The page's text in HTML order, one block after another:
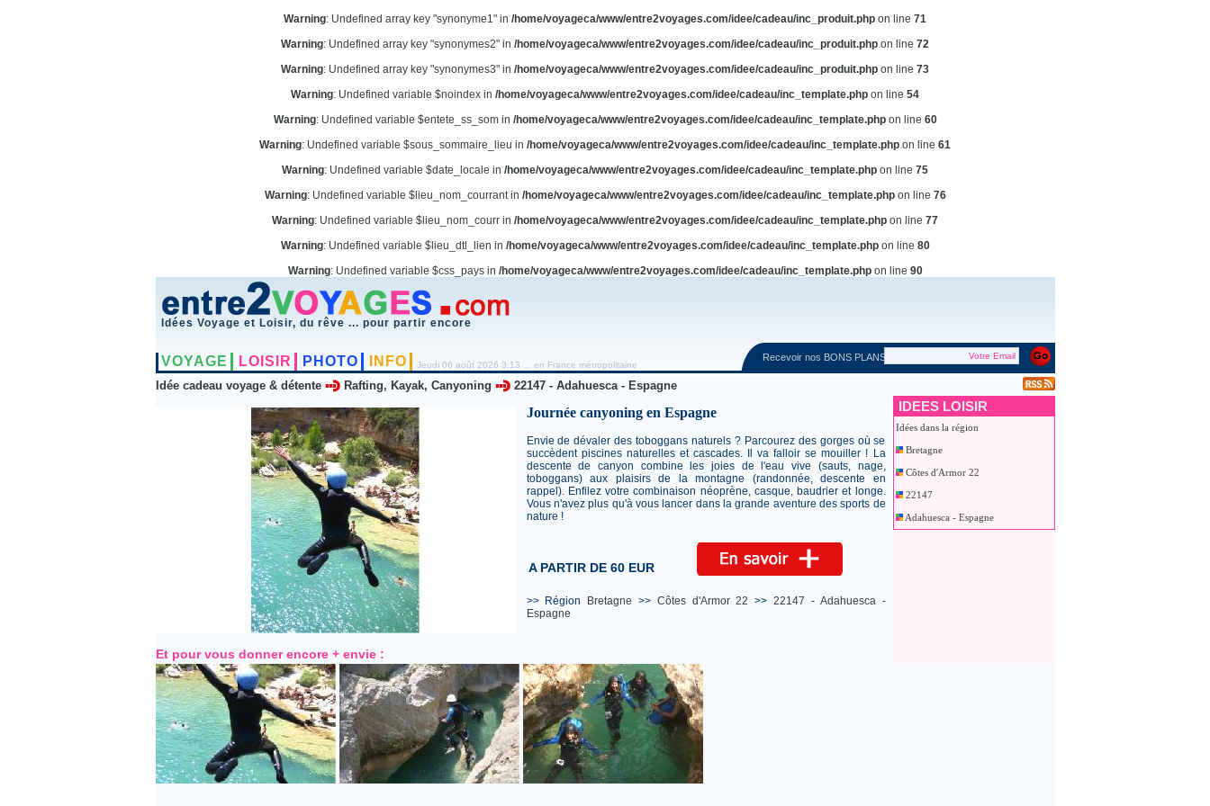
Warning: Undefined array key "synonyme1" in /home/voyageca/www/entre2voyages.com/idee/cadeau/inc_produit.php on line 71
Warning: Undefined array key "synonymes2" in /home/voyageca/www/entre2voyages.com/idee/cadeau/inc_produit.php on line 72
Warning: Undefined array key "synonymes3" in /home/voyageca/www/entre2voyages.com/idee/cadeau/inc_produit.php on line 73
Warning: Undefined variable $noindex in /home/voyageca/www/entre2voyages.com/idee/cadeau/inc_template.php on line 54
Warning: Undefined variable $entete_ss_som in /home/voyageca/www/entre2voyages.com/idee/cadeau/inc_template.phpon line 60
Warning: Undefined variable $sous_sommaire_lieu in /home/voyageca/www/entre2voyages.com/idee/cadeau/inc_template.php on line 61
Warning: Undefined variable $date_locale in /home/voyageca/www/entre2voyages.com/idee/cadeau/inc_template.php on line 75
Warning: Undefined variable $lieu_nom_courrant in /home/voyageca/www/entre2voyages.com/idee/cadeau/inc_template.phpon line 76
Warning: Undefined variable $lieu_nom_courr in /home/voyageca/www/entre2voyages.com/idee/cadeau/inc_template.php on line 77
Warning: Undefined variable $lieu_dtl_lien in /home/voyageca/www/entre2voyages.com/idee/cadeau/inc_template.phpon line 80
Warning: Undefined variable $css_pays in /home/voyageca/www/entre2voyages.com/idee/cadeau/inc_template.phpon line 90
Idées Voyage et Loisir, du rêve ... pour partir encore
VOYAGE LOISIR PHOTO INFO Jeudi 06 août 2026 3:13 ... en France métropolitaine
Recevoir nos BONS PLANS
Idée cadeau voyage & détente Rafting, Kayak, Canyoning 22147- Adahuesca - Espagne
IDEES LOISIR
Idées dans la région
Bretagne
Côtes d'Armor 22
22147
Adahuesca - Espagne
Journée canyoning en Espagne
Envie de dévaler des toboggans naturels ? Parcourez des gorges où se
succèdent piscines naturelles et cascades. Il va falloir se mouiller ! La
descente de canyon combine les joies de l'eau vive (sauts, nage,
toboggans) aux plaisirs de la montagne (randonnée, descente en
rappel). Enfilez votre combinaison néoprène, casque, baudrier et longe.
Vous n'avez plus qu'à vous lancer dans la grande aventure des sports de
nature !
A PARTIR DE 60 EUR
>> Région Bretagne >> Côtes d'Armor 22 >>22147 - Adahuesca -
Espagne
Et pour vous donner encore + envie :